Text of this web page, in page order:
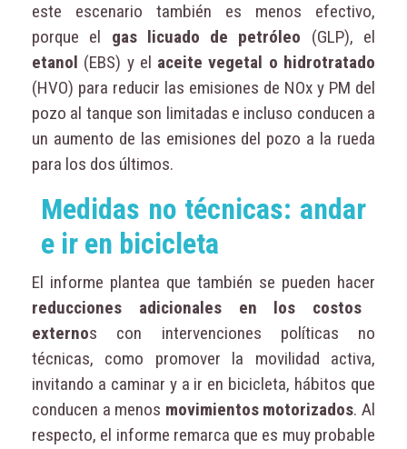
este escenario también es menos efectivo,
porque el gas licuado de petróleo (GLP), el
etanol (EBS) y el aceite vegetal o hidrotratado
(HVO) para reducir las emisiones de NOx y PM del
pozo al tanque son limitadas e incluso conducen a
un aumento de las emisiones del pozo a la rueda
para los dos últimos.
Medidas no técnicas: andar
e ir en bicicleta
El informe plantea que también se pueden hacer
reducciones adicionales en los costos
externos con intervenciones políticas no
técnicas, como promover la movilidad activa,
invitando a caminar y a ir en bicicleta, hábitos que
conducen a menos movimientos motorizados. Al
respecto, el informe remarca que es muy probable